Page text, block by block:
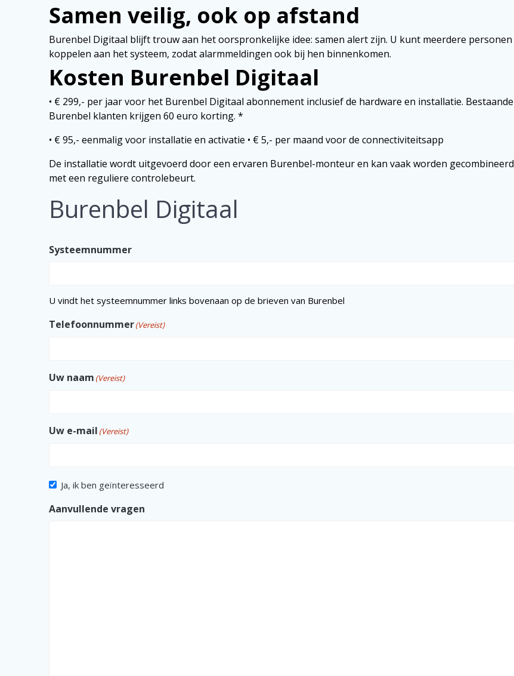
Samen veilig, ook op afstand
Burenbel Digitaal blijft trouw aan het oorspronkelijke idee: samen alert zijn. U kunt meerdere personen
koppelen aan het systeem, zodat alarmmeldingen ook bij hen binnenkomen.
Kosten Burenbel Digitaal
• € 299,- per jaar voor het Burenbel Digitaal abonnement inclusief de hardware en installatie. Bestaande
Burenbel klanten krijgen 60 euro korting. *
• € 95,- eenmalig voor installatie en activatie • € 5,- per maand voor de connectiviteitsapp
De installatie wordt uitgevoerd door een ervaren Burenbel-monteur en kan vaak worden gecombineerd
met een reguliere controlebeurt.
Burenbel Digitaal
Systeemnummer
U vindt het systeemnummer links bovenaan op de brieven van Burenbel
Telefoonnummer(Vereist)
Uw naam (Vereist)
Uw e-mail (Vereist)
Ja, ik ben geïnteresseerd
Aanvullende vragen